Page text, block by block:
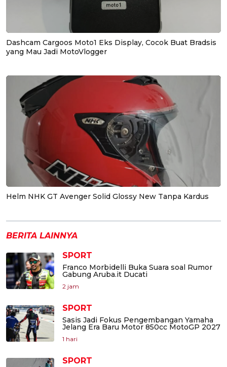
Dashcam Cargoos Moto1 Eks Display, Cocok Buat Bradsis
yang Mau Jadi MotoVlogger
Helm NHK GT Avenger Solid Glossy New Tanpa Kardus
BERITA LAINNYA
SPORT
Franco Morbidelli Buka Suara soal Rumor
Gabung Aruba.it Ducati
2 jam
SPORT
Sasis Jadi Fokus Pengembangan Yamaha
Jelang Era Baru Motor 850cc MotoGP 2027
1 hari
SPORT